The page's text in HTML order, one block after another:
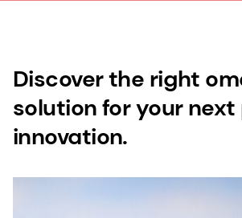
Discover the right
solution for your
innovation.